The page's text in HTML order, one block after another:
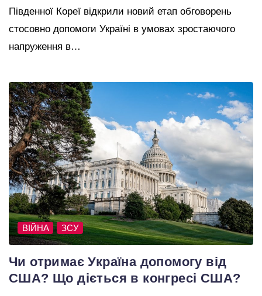
Південної Кореї відкрили новий етап обговорень
стосовно допомоги Україні в умовах зростаючого
напруження в…
ВІЙНА ЗСУ
Чи отримає Україна допомогу від
США? Що діється в конгресі США?